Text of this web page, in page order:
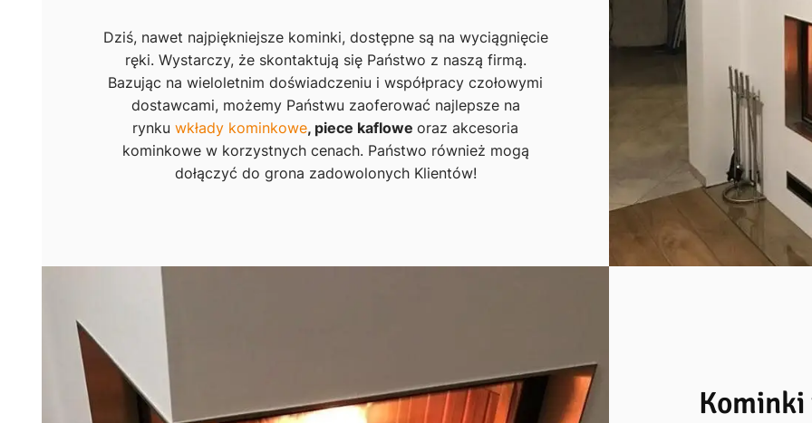
Dziś, nawet najpiękniejsze kominki, dostępne są na wyciągnięcie
ręki. Wystarczy, że skontaktują się Państwo z naszą firmą.
Bazując na wieloletnim doświadczeniu i współpracy czołowymi
dostawcami, możemy Państwu zaoferować najlepsze na
rynku wkłady kominkowe, piece kaflowe oraz akcesoria
kominkowe w korzystnych cenach. Państwo również mogą
dołączyć do grona zadowolonych Klientów!